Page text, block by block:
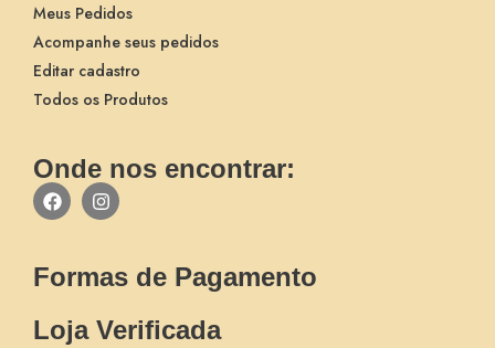
Meus Pedidos
Acompanhe seus pedidos
Editar cadastro
Todos os Produtos
Onde nos encontrar:
Formas de Pagamento
Loja Verificada